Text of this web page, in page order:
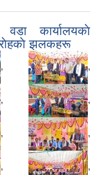
कार्यालयकाे
झलकहरू
, ,
, ,
, ,
, ,